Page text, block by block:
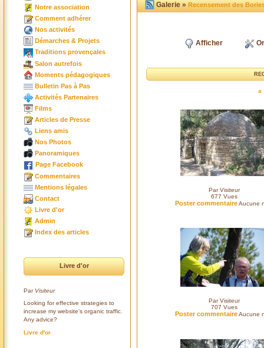
Notre association
Comment adhérer
Nos activités
Démarches & Projets
Traditions provençales
Salon autrefois
Moments pédagogiques
Bulletin Pas à Pas
Activités Partenaires
Films
Articles de Presse
Liens amis
Nos Photos
Panoramiques
Page Facebook
Commentaires
Mentions légales
Contact
Livre d'or
Admin
Index des articles
Livre d'or
Par Visiteur
Looking for effective strategies to
increase my website's organic traffic.
Any advice?
Livre d'or
Galerie »Recensement des
Afficher
«
Par Visiteur
677 Vues
Poster commentaireAucune
Par Visiteur
707 Vues
Poster commentaireAucune